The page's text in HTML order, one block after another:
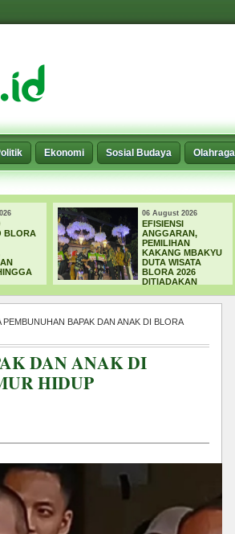
Ekonomi Sosial Budaya Olahraga
06 August 2026
ANGGARAN,
KAKANG MBAKYU
DUTA WISATA
BLORA 2026
06 August
SEPARUH
DI BLORA
DPUPR
SEDIMEN
PEMBUNUHAN BAPAK DAN ANAK DI BLORA
DAN ANAK DI
HIDUP